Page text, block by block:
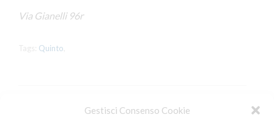
Gestisci Consenso Cookie
Via Gianelli 96r
Quinto